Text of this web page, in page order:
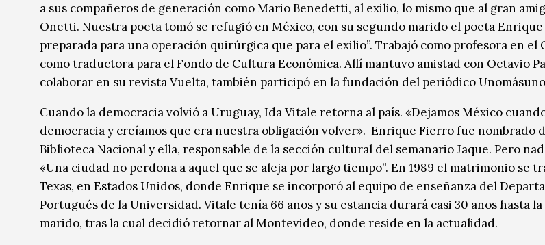
a sus compañeros de generación como Mario Benedetti, al exilio, lo mismo que al gran
Onetti. Nuestra poeta tomó se refugió en México, con su segundo marido el poeta Enrique
preparada para una operación quirúrgica que para el exilio”. Trabajó como profesora en el
como traductora para el Fondo de Cultura Económica. Allí mantuvo amistad con Octavio
colaborar en su revista Vuelta, también participó en la fundación del periódico
Cuando la democracia volvió a Uruguay, Ida Vitale retorna al país. «Dejamos México
democracia y creíamos que era nuestra obligación volver». Enrique Fierro fue nombrado
Biblioteca Nacional y ella, responsable de la sección cultural del semanario Jaque. Pero
«Una ciudad no perdona a aquel que se aleja por largo tiempo”. En 1989 el matrimonio se
Texas, en Estados Unidos, donde Enrique se incorporó al equipo de enseñanza del
Portugués de la Universidad. Vitale tenía 66 años y su estancia durará casi 30 años hasta
marido, tras la cual decidió retornar al Montevideo, donde reside en la actualidad.